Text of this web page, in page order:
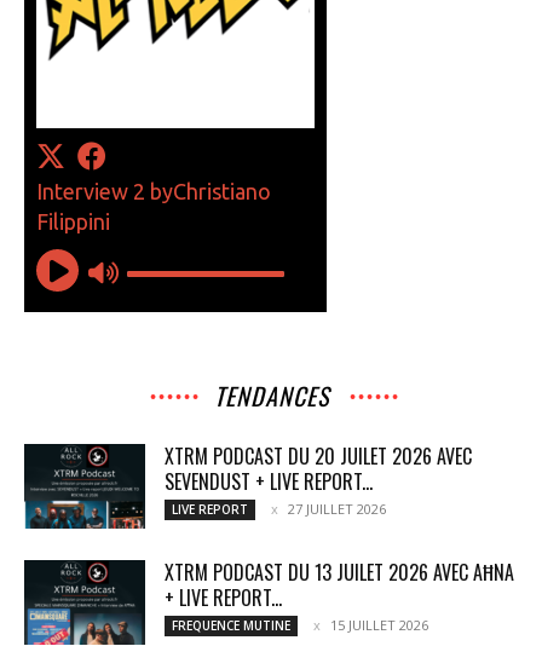
TENDANCES
XTRM PODCAST DU 20 JUILET 2026 AVEC
SEVENDUST + LIVE REPORT...
LIVE REPORT 27 JUILLET 2026
XTRM PODCAST DU 13 JUILET 2026 AVEC AĦNA
+ LIVE REPORT...
FREQUENCE MUTINE 15 JUILLET 2026